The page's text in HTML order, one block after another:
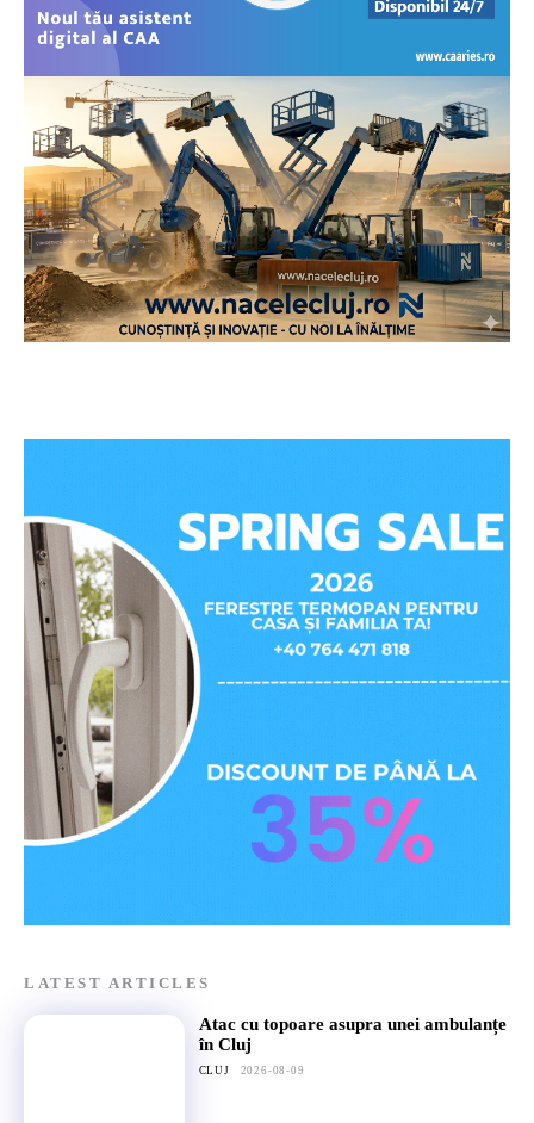
LATEST ARTICLES
Atac cu topoare asupra unei ambulanțe
în Cluj
CLUJ 2026-08-09